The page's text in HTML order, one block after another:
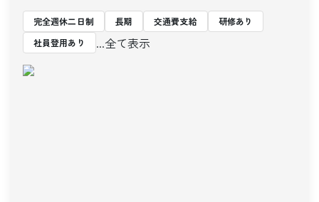
完全週休二日制 長期 交通費支給
研修あり
社員登用あり
...全て表示